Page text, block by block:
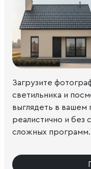
Загрузите
светильника и
выглядеть в
реалистично и без
сложных программ.